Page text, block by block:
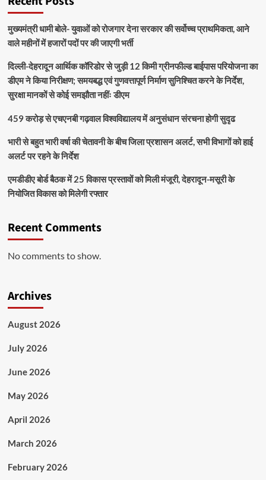
मुख्यमंत्री धामी बोले- युवाओं को रोजगार देना सरकार की सर्वोच्च प्राथमिकता, आने
वाले महीनों में हजारों पदों पर की जाएगी भर्ती
दिल्ली-देहरादून आर्थिक कॉरिडोर से जुड़ी 12 किमी ग्रीनफील्ड बाईपास परियोजना का
डीएम ने किया निरीक्षण; समयबद्ध एवं गुणवत्तापूर्ण निर्माण सुनिश्चित करने के निर्देश,
सुरक्षा मानकों से कोई समझौता नहींः डीएम
459 करोड़ से एचएनबी गढ़वाल विश्वविद्यालय में अनुसंधान संरचना होगी सुदृढ
भारी से बहुत भारी वर्षा की चेतावनी के बीच जिला प्रशासन अलर्ट, सभी विभागों को हाई
अलर्ट पर रहने के निर्देश
एमडीडीए बोर्ड बैठक में 25 विकास प्रस्तावों को मिली मंजूरी, देहरादून-मसूरी के
नियोजित विकास को मिलेगी रफ्तार
Recent Comments
No comments to show.
Archives
August 2026
July 2026
June 2026
May 2026
April 2026
March 2026
February 2026